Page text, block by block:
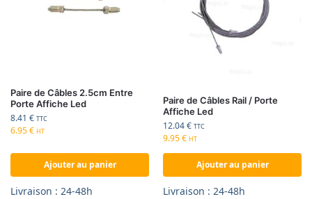
Paire de Câbles 2.5cm Entre
Porte Affiche Led
8.41 € TTC
6.95€ HT
Ajouter au panier
Livraison : 24-48h
Paire de Câbles Rail / Porte
Affiche Led
12.04€ TTC
9.95€ HT
Ajouter au panier
Livraison : 24-48h